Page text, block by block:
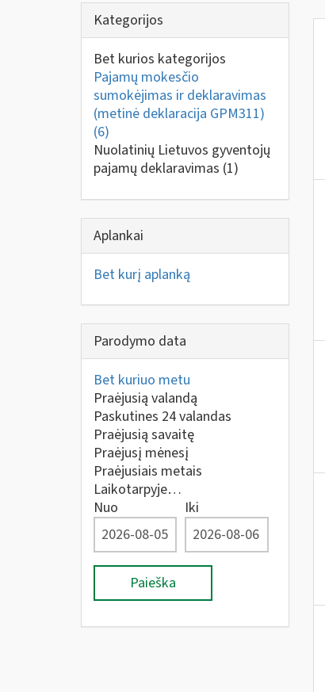
Kategorijos
Bet kurios kategorijos
Pajamų mokesčio
sumokėjimas ir deklaravimas
(metinė deklaracija GPM311)
(6)
Nuolatinių Lietuvos gyventojų
pajamų deklaravimas (1)
Aplankai
Bet kurį aplanką
Parodymo data
Bet kuriuo metu
Praėjusią valandą
Paskutines 24 valandas
Praėjusią savaitę
Praėjusį mėnesį
Praėjusiais metais
Laikotarpyje…
Nuo
Iki
Paieška